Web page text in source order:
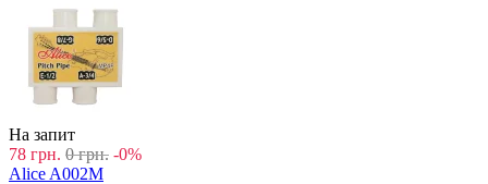
На запит
78 грн. 0 грн. -0%
Alice A002M